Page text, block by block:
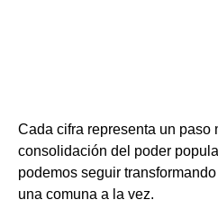
Cada cifra representa un paso
consolidación del poder
podemos seguir
una comuna a la vez.